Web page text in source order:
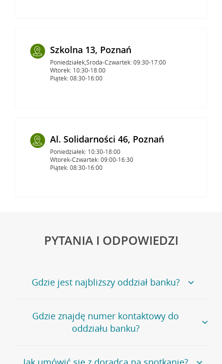
Szkolna 13, Poznań
Poniedziałek,Środa-Czwartek: 09:30-17:00
Wtorek: 10:30-18:00
Piątek: 08:30-16:00
Al. Solidarności 46, Poznań
Poniedziałek: 10:30-18:00
Wtorek-Czwartek: 09:00-16:30
Piątek: 08:30-16:00
PYTANIA I ODPOWIEDZI
Gdzie jest najbliższy oddział banku?
Jeśli szukasz oddziału naszego banku, zapraszamy na
stronęPlacówki i bankomaty, na której znajduje się
wygodna wyszukiwarka.
oddziałów
Gdzie znajdę numer kontaktowy do
oddziału banku?
Bank Credit Agricole nie udostępnia ogólnego numeru